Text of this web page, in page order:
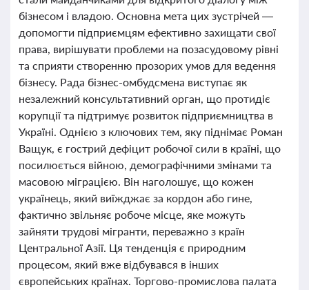
бізнесом і владою. Основна мета цих зустрічей —
допомогти підприємцям ефективно захищати свої
права, вирішувати проблеми на позасудовому рівні
та сприяти створенню прозорих умов для ведення
бізнесу. Рада бізнес-омбудсмена виступає як
незалежний консультативний орган, що протидіє
корупції та підтримує розвиток підприємництва в
Україні. Однією з ключових тем, яку піднімає Роман
Ващук, є гострий дефіцит робочої сили в країні, що
посилюється війною, демографічними змінами та
масовою міграцією. Він наголошує, що кожен
українець, який виїжджає за кордон або гине,
фактично звільняє робоче місце, яке можуть
зайняти трудові мігранти, переважно з країн
Центральної Азії. Ця тенденція є природним
процесом, який вже відбувався в інших
європейських країнах. Торгово-промислова палата